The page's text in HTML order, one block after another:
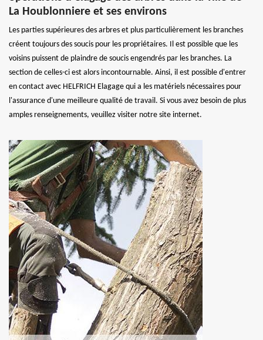
La Houblonniere et ses environs
Les parties supérieures des arbres et plus particulièrement les branches
créent toujours des soucis pour les propriétaires. Il est possible que les
voisins puissent de plaindre de soucis engendrés par les branches. La
section de celles-ci est alors incontournable. Ainsi, il est possible d'entrer
en contact avec HELFRICH Elagage qui a les matériels nécessaires pour
l'assurance d'une meilleure qualité de travail. Si vous avez besoin de plus
amples renseignements, veuillez visiter notre site internet.